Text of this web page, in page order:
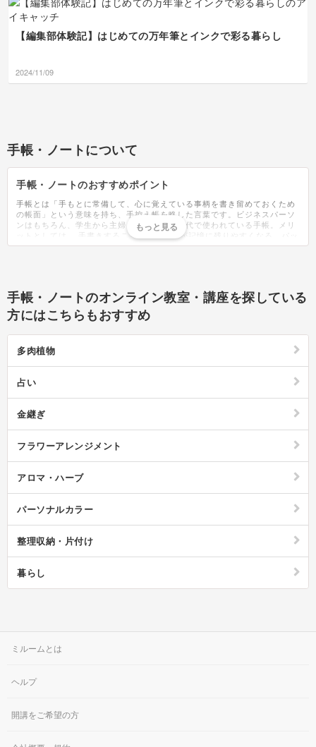
【編集部体験記】はじめての万年筆とインクで彩る暮らし
2024/11/09
手帳・ノートについて
手帳・ノートのおすすめポイント
手帳とは「手もとに常備して、心に覚えている事柄を書き留めておくため
の帳面」という意味を持ち、手控え帳を略した言葉です。ビジネスパーソ
ンはもちろん、学生から主婦まで、幅広い世代で使われている手帳。メリ
ットとしては、 手書きすることで予定などが記憶に残りやすくなる、パッ
と見た時に一覧で情報を把握できるなどがあり、スマホを持っていても紙
スケジュールを詳細に管理できるウィークリータイプ、1日1ページで日記
としても使えるデイリータイプ、複数のプロジェクトを管理できるガント
チャートタイプの4種類です。スケジュールだけでなく、仕事や生活・勉
強のメモやタスク管理に活用できるものもあるため、用途によって自分に
てかわいく日々の思い出を記録しています。何を書くかアイデアが浮かば
にイラストが描けるテンプレートも豊富なデザインが販売されており、自
っていた」ということがあるでしょう。手帳を上手く活用するためには書
ひと目で内容を把握することができます。また単語の頭文字やアルファベ
できるのです。また1月始まり、4月始まり、9月始まりと手帳によってス
始まり、新生活に合わせて始める場合は年度切り替えの4月始まり、とい
すためのエッセンスが秘められた手帳を今年こそ取り入れてみてはいかが
手帳・ノートのオンライン教室・講座を探している
方にはこちらもおすすめ
多肉植物
占い
金継ぎ
フラワーアレンジメント
アロマ・ハーブ
パーソナルカラー
整理収納・片付け
暮らし
ミルームとは
ヘルプ
開講をご希望の方